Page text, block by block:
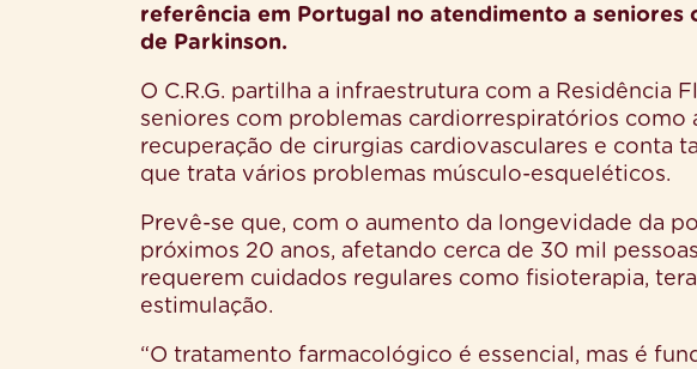
referência em Portugal no atendimento a seniores
de Parkinson.
O C.R.G. partilha a infraestrutura com a Residência
seniores com problemas cardiorrespiratórios como
recuperação de cirurgias cardiovasculares e conta
que trata vários problemas músculo-esqueléticos.
Prevê-se que, com o aumento da longevidade da
próximos 20 anos, afetando cerca de 30 mil
requerem cuidados regulares como fisioterapia,
estimulação.
“O tratamento farmacológico é essencial, mas é